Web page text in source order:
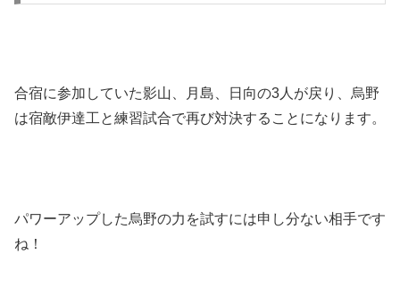
合宿に参加していた影山、月島、日向の3人が戻り、烏野
は宿敵伊達工と練習試合で再び対決することになります。
パワーアップした烏野の力を試すには申し分ない相手です
ね！